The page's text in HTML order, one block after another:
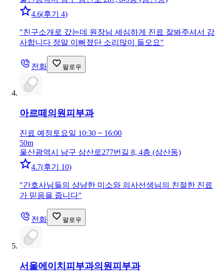
4.6(후기 4)
"친구소개로 갔는데 원장님 세심하게 진료 잘봐주셔서 감
사합니다 정말 이뻐졌단 소리많이 들오요"
전화 팔로우
아르떼의원 피부과
진료 예정토요일 10:30 ~ 16:00
50m
울산광역시 남구 삼산로277번길 8, 4층 (삼산동)
4.7(후기 10)
"간호사님들의 샹냥한 미소와 의사선생님의 친절한 진료
가 믿음을 줍니다"
전화 팔로우
서울에이치피부과의원 피부과